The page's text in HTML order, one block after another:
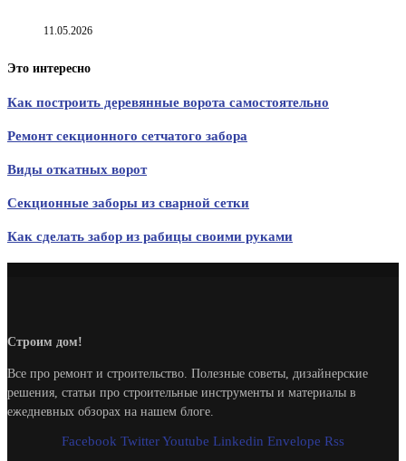
11.05.2026
Это интересно
Как построить деревянные ворота самостоятельно
Ремонт секционного сетчатого забора
Виды откатных ворот
Секционные заборы из сварной сетки
Как сделать забор из рабицы своими руками
Строим дом!
Все про ремонт и строительство. Полезные советы, дизайнерские
решения, статьи про строительные инструменты и материалы в
ежедневных обзорах на нашем блоге.
Facebook TwitterYoutube Linkedin Envelope Rss